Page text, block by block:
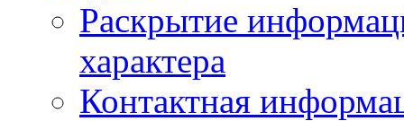
Раскрытие
характера
Контактная